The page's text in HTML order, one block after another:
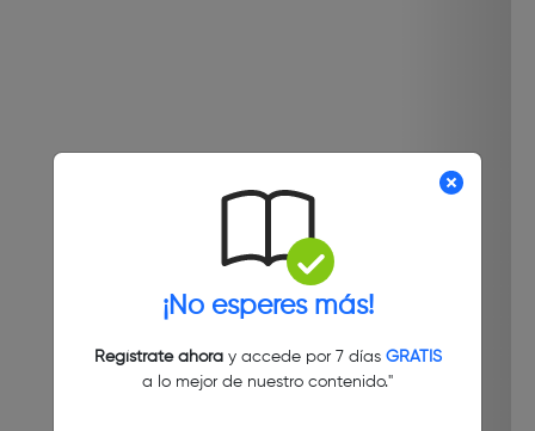
¡No esperes más!
Regístrate ahoray accede por 7 días GRATIS
a lo mejor de nuestro contenido."